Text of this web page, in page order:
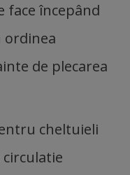
face începând
ordinea
de plecarea
cheltuieli